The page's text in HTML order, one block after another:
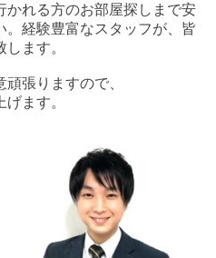
かれる方のお部屋探しまで安
経験豊富なスタッフが、皆
ます。
張りますので、
ます。